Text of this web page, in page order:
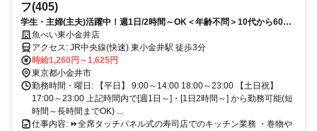
フ(405)
学生・主婦(主夫)活躍中！週1日/2時間～OK＜年齢不問＞10代から60代
まで幅広く活躍中！家庭や学校と両立可能♪未経験・初心者OK
魚べい東小金井店
アクセス: JR中央線(快速) 東小金井駅 徒歩3分
時給1,260円～1,625円
東京都小金井市
勤務時間・曜日: 【平日】 9:00～14:00 18:00～23:00 【土日祝】
17:00～23:00 上記時間内で[週1日～]・[1日2時間～] から勤務可能(短
時間～長時間までOK) ...
仕事内容: ⏩全席タッチパネル式の寿司店でのキッチン業務 ・巻物や